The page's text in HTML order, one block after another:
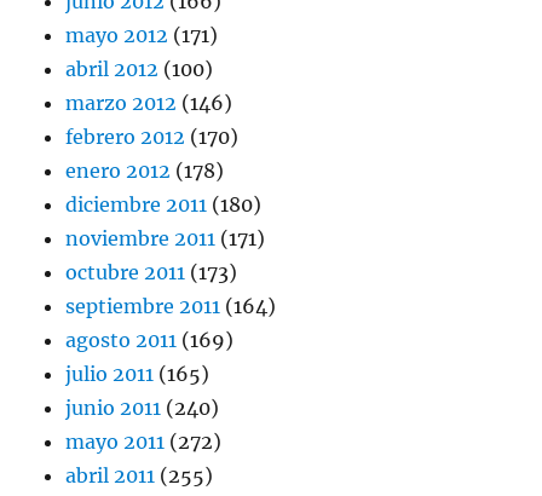
mayo 2012 (171)
abril 2012 (100)
marzo 2012 (146)
febrero 2012 (170)
enero 2012 (178)
diciembre 2011 (180)
noviembre 2011 (171)
octubre 2011 (173)
septiembre 2011 (164)
agosto 2011 (169)
julio 2011 (165)
junio 2011 (240)
mayo 2011 (272)
abril 2011 (255)